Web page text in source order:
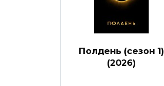
Полдень (сезон 1)
(2026)